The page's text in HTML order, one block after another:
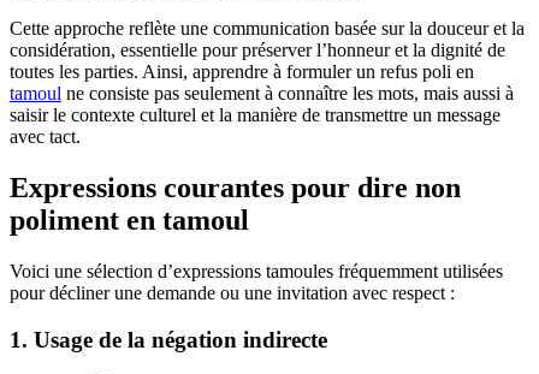
Cette approche reflète une communication basée sur la douceur et la
considération, essentielle pour préserver l’honneur et la dignité de
toutes les parties. Ainsi, apprendre à formuler un refus poli en
tamoul ne consiste pas seulement à connaître les mots, mais aussi à
saisir le contexte culturel et la manière de transmettre un message
avec tact.
Expressions courantes pour dire non
poliment en tamoul
Voici une sélection d’expressions tamoules fréquemment utilisées
pour décliner une demande ou une invitation avec respect :
1. Usage de la négation indirecte